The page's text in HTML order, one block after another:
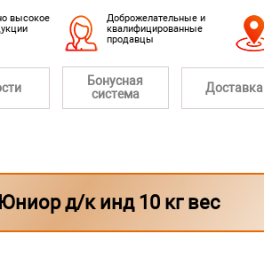
высокое
Доброжелательные и
квалифицированные
продавцы
Бонусная
система
Доставка
д/к инд 10 кг вес